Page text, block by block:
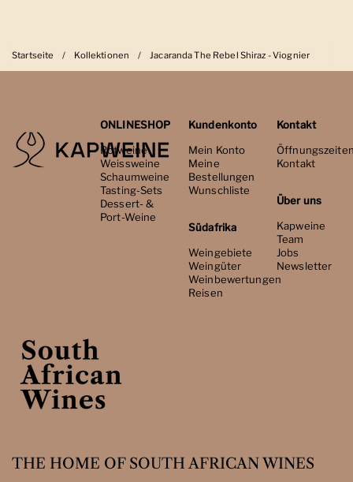
Startseite / Kollektionen / Jacaranda The Rebel Shiraz - Viognier
ONLINESHOP
Rotweine
Weissweine
Schaumweine
Tasting-Sets
Dessert- &
Port-Weine
Kundenkonto
Mein Konto
Meine
Bestellungen
Wunschliste
Südafrika
Weingebiete
Weingüter
Weinbewertungen
Reisen
Kontakt
Kontakt
Über uns
Kapweine
Team
Jobs
Newsletter
THE HOME OF SOUTH AFRICAN WINES